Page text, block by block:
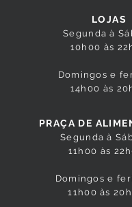
LOJAS
Segunda à
10h00 às
Domingos e
14h00 às
PRAÇA DE
Segunda à
11h00 às
Domingos e
11h00 às